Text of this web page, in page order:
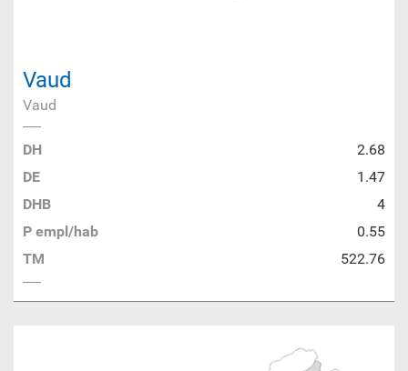
Vaud
Vaud
DH
2.68
DE
1.47
DHB
4
P empl/hab
0.55
TM
522.76